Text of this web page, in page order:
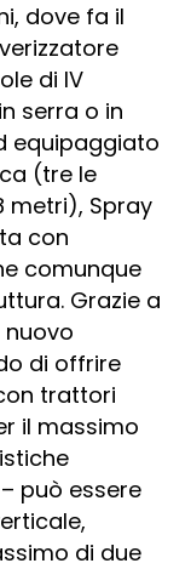
dove fa il
di IV
serra o in
equipaggiato
(tre le
metri), Spray
con
comunque
Grazie a
di offrire
trattori
il massimo
può essere
di due